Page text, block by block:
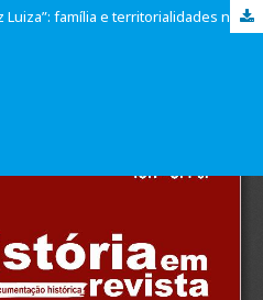
“Sou fruto longínquo da Raiz Luiza”: família e territorialidades negras a partir do quilombo Rincão dos Fernandes